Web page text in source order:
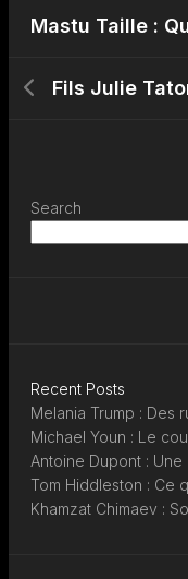
Search
Recent Posts
Melania Trump : Des
Michael Youn : Le
Antoine Dupont :
Tom Hiddleston : Ce
Khamzat Chimaev :